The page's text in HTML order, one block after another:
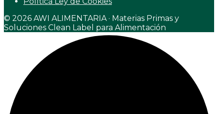
© 2026 AWI ALIMENTARIA · Materias Primas y
Soluciones Clean Label para Alimentación